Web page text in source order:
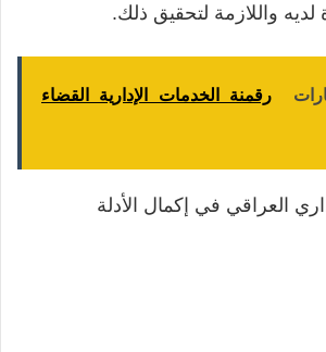
لديه واللازمة لتحقيق ذلك.
رقمنة الخدمات الإدارية القضاء
العراقي في إكمال الأدلة